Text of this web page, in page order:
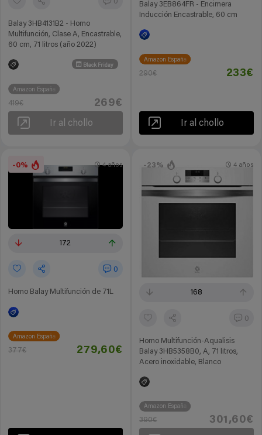
0
Balay 3HB4131B2 - Horno
Multifunción, Clase A, Encastrable,
60 cm, 71 litros (año 2022)
Black Friday
Amazon España
419€ 269€
Ir al chollo
Balay 3EB864FR - Encimera
Inducción Encastrable, 60 cm
Amazon España
290€ 233€
Ir al chollo
-0%
172
0
Horno Balay Multifunción de 71L
4 años
Amazon España
377€ 279,60€
-23%
168
0
Horno Multifunción-Aqualisis
Balay 3HB5358B0, A, 71 litros,
Acero inoxidable, Blanco
4 años
Amazon España
390€ 301,60€